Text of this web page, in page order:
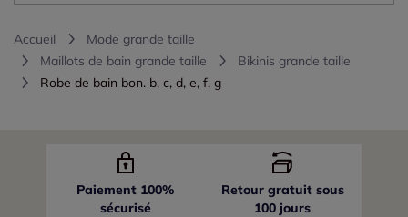
Accueil
Mode grande taille
Maillots de bain grande taille
Bikinis grande taille
Robe de bain bon. b, c, d, e, f, g
Paiement 100%
sécurisé
Retour gratuit sous
100 jours